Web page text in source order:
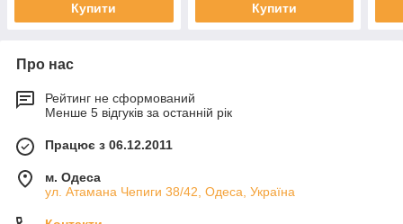
Купити Купити
Про нас
Рейтинг не сформований
Менше 5 відгуків за останній рік
Працює з 06.12.2011
м. Одеса
ул. Атамана Чепиги 38/42, Одеса, Україна